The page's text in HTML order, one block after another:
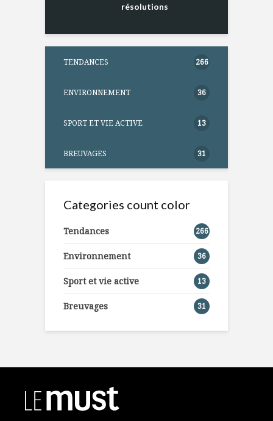
résolutions
TENDANCES 266
ENVIRONNEMENT 36
SPORT ET VIE ACTIVE 13
BREUVAGES 31
Categories count color
Tendances 266
Environnement 36
Sport et vie active 13
Breuvages 31